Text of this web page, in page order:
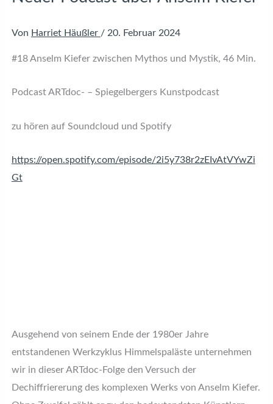
Von Harriet Häußler / 20. Februar 2024
#18 Anselm Kiefer zwischen Mythos und Mystik, 46 Min.
Podcast ARTdoc- – Spiegelbergers Kunstpodcast
zu hören auf Soundcloud und Spotify
https://open.spotify.com/episode/2i5y738r2zEIvAtVYwZi
Gt
Ausgehend von seinem Ende der 1980er Jahre
entstandenen Werkzyklus Himmelspaläste unternehmen
wir in dieser ARTdoc-Folge den Versuch der
Dechiffriererung des komplexen Werks von Anselm Kiefer.